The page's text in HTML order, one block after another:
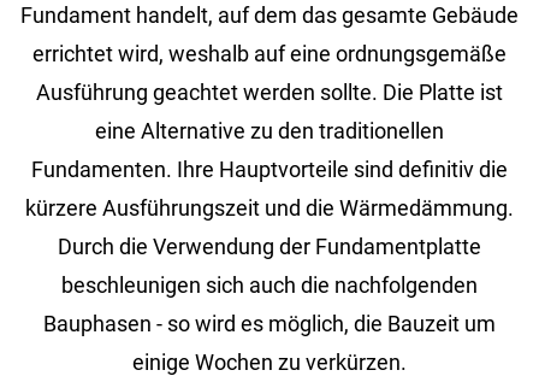
Fundament handelt, auf dem das gesamte Gebäude
errichtet wird, weshalb auf eine ordnungsgemäße
Ausführung geachtet werden sollte. Die Platte ist
eine Alternative zu den traditionellen
Fundamenten. Ihre Hauptvorteile sind definitiv die
kürzere Ausführungszeit und die Wärmedämmung.
Durch die Verwendung der Fundamentplatte
beschleunigen sich auch die nachfolgenden
Bauphasen - so wird es möglich, die Bauzeit um
einige Wochen zu verkürzen.